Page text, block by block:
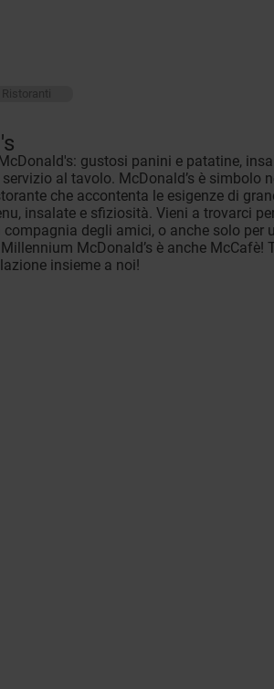
Ristoranti
gustosi panini e patatine,
al tavolo. McDonald’s è simbolo
che accontenta le esigenze di
insalate e sfiziosità. Vieni a trovarci
degli amici, o anche solo per
Millennium McDonald’s è anche
insieme a noi!